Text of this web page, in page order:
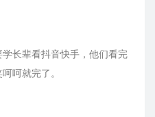
长辈看抖音快手，他们看完
呵就完了。